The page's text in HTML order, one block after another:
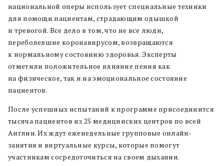
национальной оперы использует специальные техники
для помощи пациентам, страдающим одышкой
и тревогой. Все дело в том, что не все люди,
переболевшие коронавирусом, возвращаются
к нормальному состоянию здоровья. Эксперты
отметили положительное влияние пения как
на физическое, так и на эмоциональное состояние
пациентов.
После успешных испытаний к программе присоединится
тысяча пациентов из 25 медицинских центров по всей
Англии. Их ждут еженедельные групповые онлайн-
занятия и виртуальные курсы, которые помогут
участникам сосредоточиться на своем дыхании.